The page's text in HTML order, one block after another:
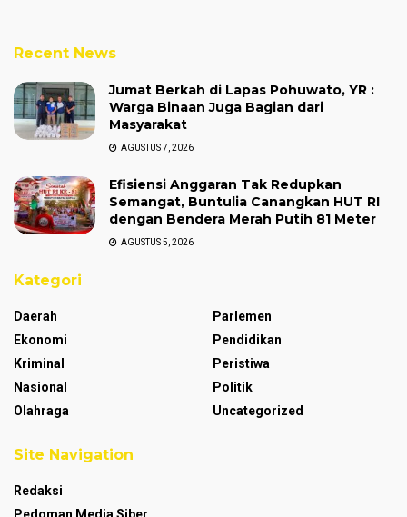
Recent News
Jumat Berkah di Lapas Pohuwato, YR :
Warga Binaan Juga Bagian dari
Masyarakat
AGUSTUS 7, 2026
Efisiensi Anggaran Tak Redupkan
Semangat, Buntulia Canangkan HUT RI
dengan Bendera Merah Putih 81 Meter
AGUSTUS 5, 2026
Kategori
Daerah
Ekonomi
Kriminal
Nasional
Olahraga
Parlemen
Pendidikan
Peristiwa
Politik
Uncategorized
Site Navigation
Redaksi
Pedoman Media Siber